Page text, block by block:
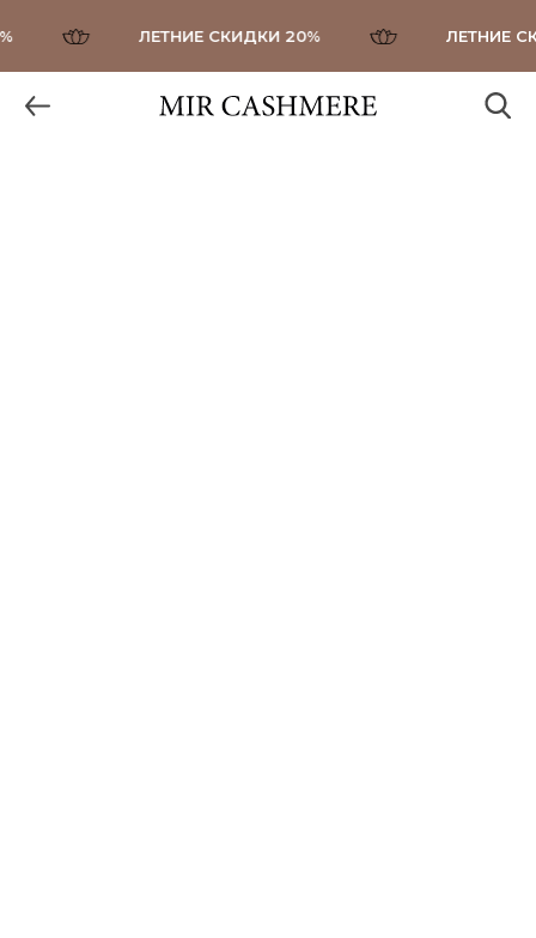
ЛЕТНИЕ СКИДКИ 20% ЛЕТНИЕ